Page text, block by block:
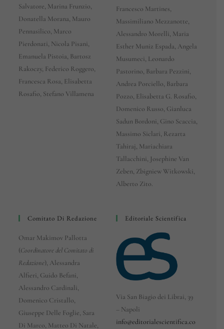
Salvatore, Marina Frunzio,
Donatella Morana, Mauro
Pennasilico, Marco
Pierdonati, Nicola Pisani,
Emanuela Pistoia, Bartosz
Rakoczy, Federico Roggero,
Francesca Rosa, Elisabetta
Rosafio, Stefano Villamena
Francesco Martines,
Massimiliano Mezzanotte,
Alessandro Morelli, Maria
Esther Muniz Espada, Angela
Musumeci, Leonardo
Pastorino, Barbara Pezzini,
Andrea Porciello, Barbara
Pozzo, Elisabetta G. Rosafio,
Domenico Russo, Gianluca
Sadun Bordoni, Gino Scaccia,
Massimo Siclari, Rezarta
Tahiraj, Mariachiara
Tallacchini, Josephine Van
Zeben, Zbigniew Witkowski,
Alberto Zito.
Comitato Di Redazione
Omar Makimov Pallotta
(Coordinatore del Comitato di
Redazione), Alessandra
Alfieri, Guido Befani,
Alessandro Cardinali,
Domenico Cristallo,
Giuseppe Delle Foglie, Sara
Di Marco, Matteo Di Natale,
Editoriale Scientifica
Via San Biagio dei Librai, 39
– Napoli
info@editorialescientifica.co